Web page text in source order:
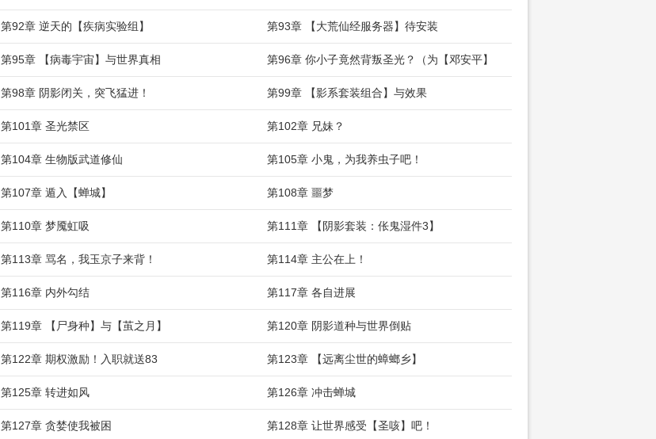
第92章 逆天的【疾病实验组】 第93章 【大荒仙经服务器】待安装
第95章 【病毒宇宙】与世界真相 第96章 你小子竟然背叛圣光？（为【邓安平】
第98章 阴影闭关，突飞猛进！ 第99章 【影系套装组合】与效果
第101章 圣光禁区 第102章 兄妹？
第104章 生物版武道修仙 第105章 小鬼，为我养虫子吧！
第107章 遁入【蝉城】 第108章 噩梦
第110章 梦魇虹吸 第111章 【阴影套装：伥鬼湿件3】
第113章 骂名，我玉京子来背！ 第114章 主公在上！
第116章 内外勾结 第117章 各自进展
第119章 【尸身种】与【茧之月】 第120章 阴影道种与世界倒贴
第122章 期权激励！入职就送83 第123章 【远离尘世的蟑螂乡】
第125章 转进如风 第126章 冲击蝉城
第127章 贪婪使我被困 第128章 让世界感受【圣咳】吧！